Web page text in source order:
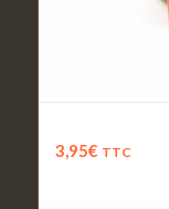
3,95€ TTC